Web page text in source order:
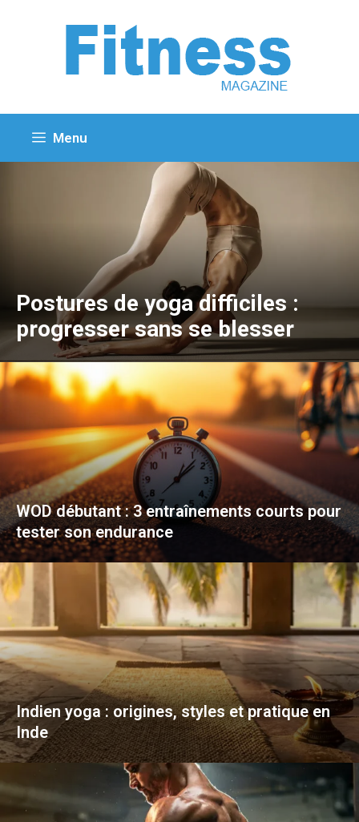
Menu
Postures de yoga difficiles :
progresser sans se blesser
WOD débutant : 3 entraînements courts pour
tester son endurance
Indien yoga : origines, styles et pratique en
Inde